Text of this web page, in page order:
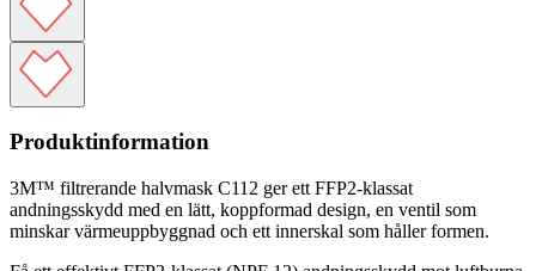
Produktinformation
3M™ filtrerande halvmask C112 ger ett FFP2-klassat
andningsskydd med en lätt, koppformad design, en ventil som
minskar värmeuppbyggnad och ett innerskal som håller formen.